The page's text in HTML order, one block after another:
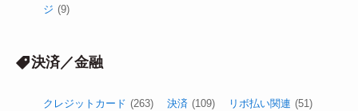
ジ (9)
決済／金融
クレジットカード (263) 決済 (109) リボ払い関連 (51)